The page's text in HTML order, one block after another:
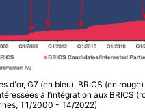
d'or, G7 (en bleu), BRICS (en
à l’intégration aux BRICS
T1/2000 - T4/2022)